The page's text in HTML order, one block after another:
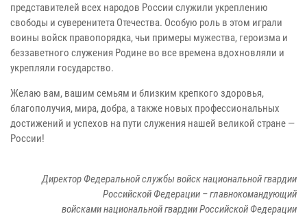
представителей всех народов России служили укреплению
свободы и суверенитета Отечества. Особую роль в этом играли
воины войск правопорядка, чьи примеры мужества, героизма и
беззаветного служения Родине во все времена вдохновляли и
укрепляли государство.
Желаю вам, вашим семьям и близким крепкого здоровья,
благополучия, мира, добра, а также новых профессиональных
достижений и успехов на пути служения нашей великой стране —
России!
Директор Федеральной службы войск национальной гвардии
Российской Федерации – главнокомандующий
войсками национальной гвардии Российской Федерации